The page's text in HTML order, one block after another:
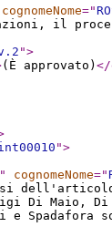
cognomeNome="
il
">
(È approvato) </
">
" cognomeNome="
Di Maio, Di
Spadafora